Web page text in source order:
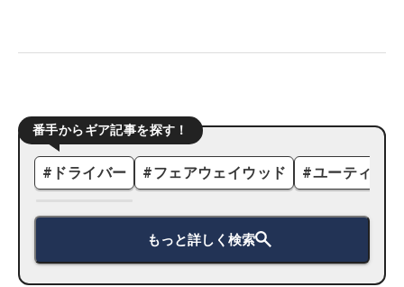
番手からギア記事を探す！
# ドライバー #フェアウェイウッド #ユーティリ
もっと詳しく検索